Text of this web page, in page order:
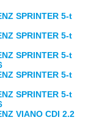
SPRINTER 5-t
SPRINTER 5-t
SPRINTER 5-t
SPRINTER 5-t
SPRINTER 5-t
VIANO CDI 2.2